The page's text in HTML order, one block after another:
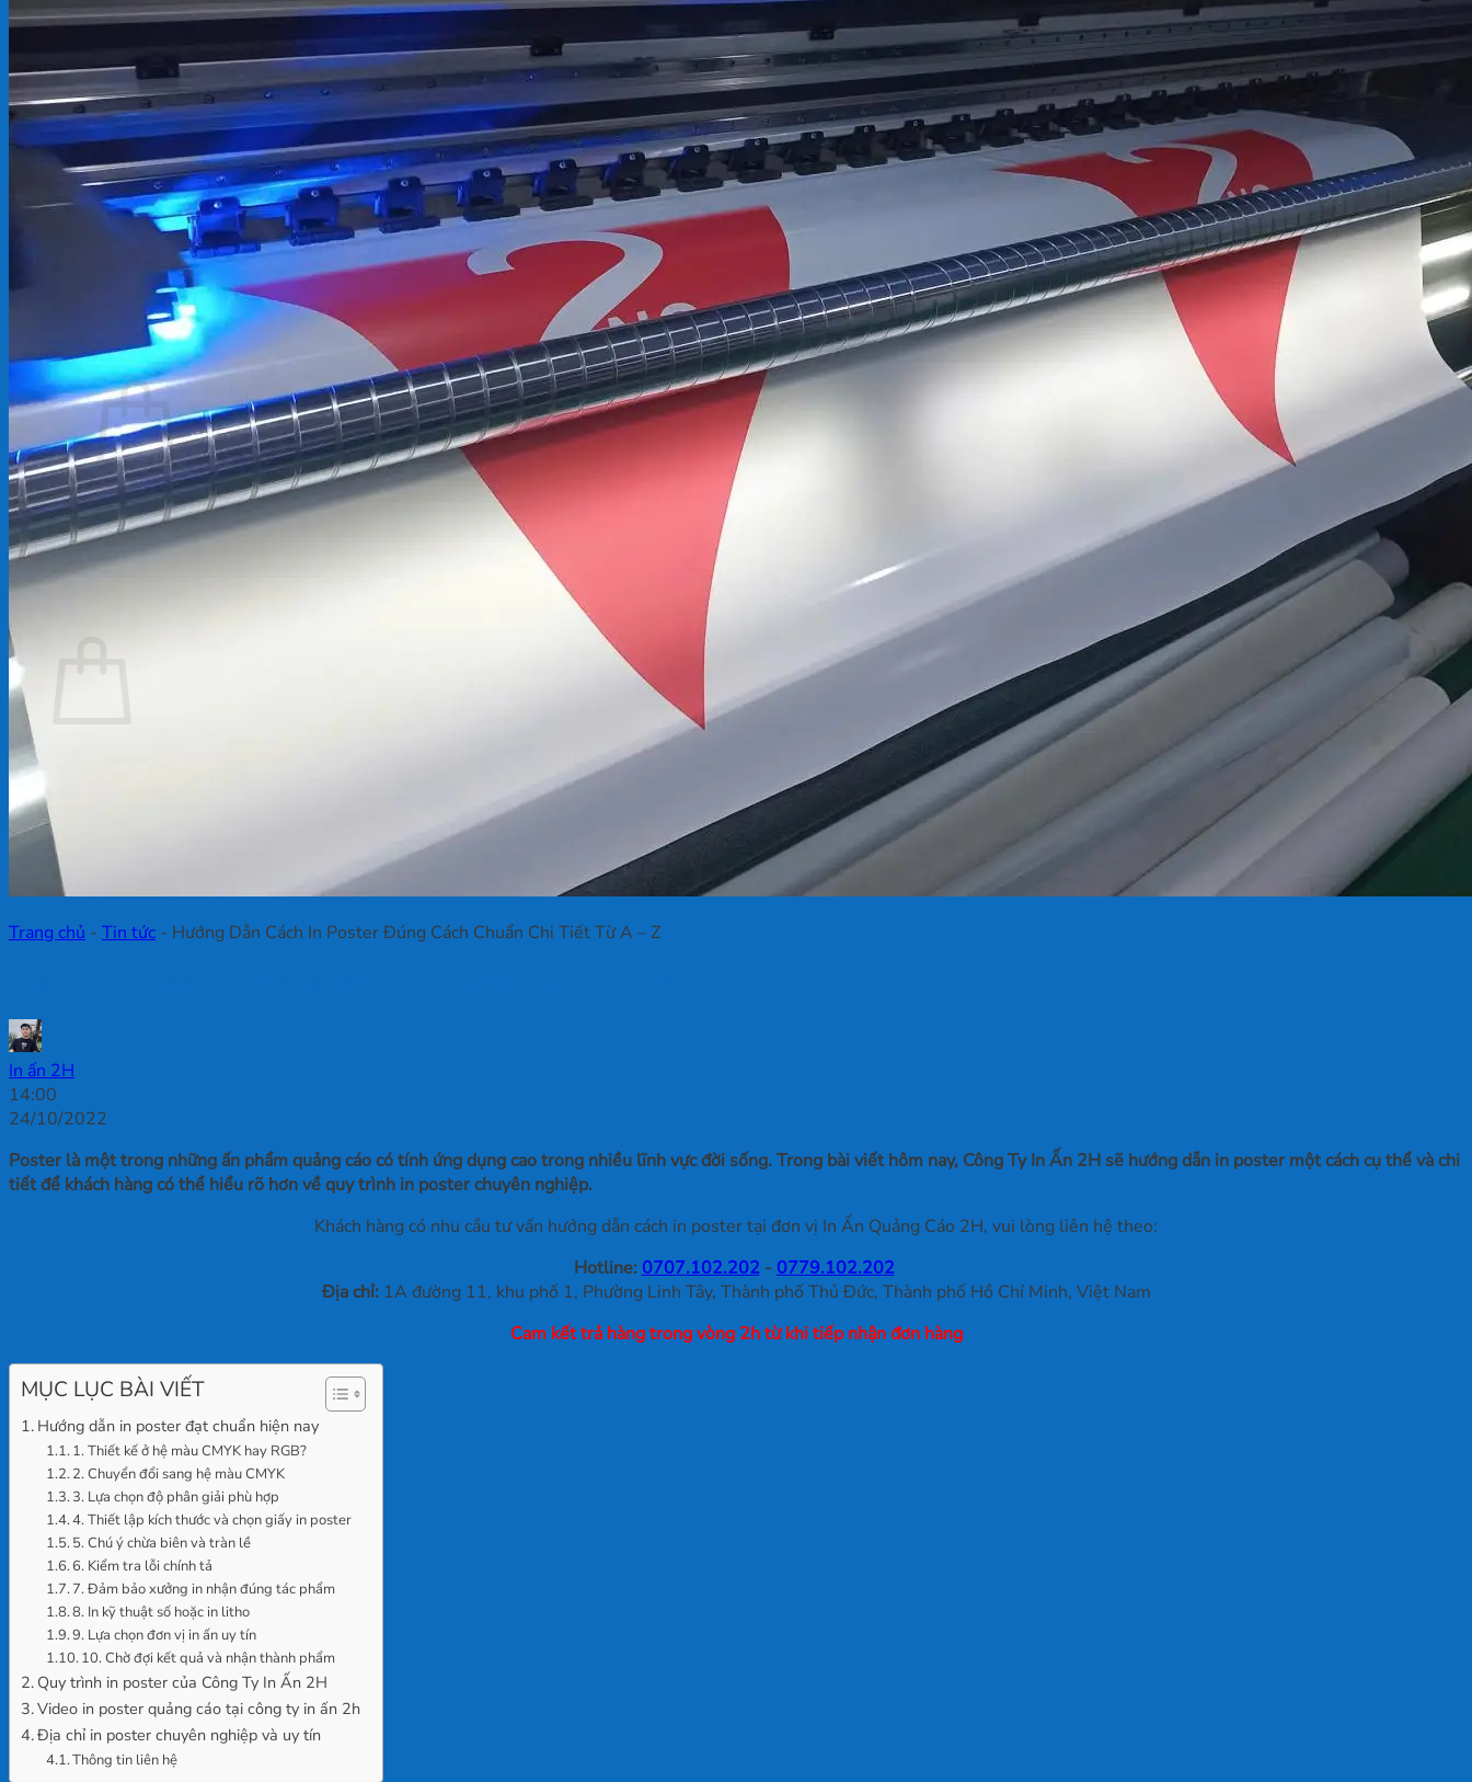
Backdrop
In Decal
Tin tức
Tin Tức In Kỹ Thuật Số
Tin Tức In UV
Tin tức công ty
Tuyển dụng
Câu hỏi thường gặp
Giỏ hàng / 0₫
Chưa có sản phẩm trong giỏ hàng.
Quay trở lại cửa hàng
Trang chủ - Tin tức - Hướng Dẫn Cách In Poster Đúng Cách Chuẩn Chi Tiết Từ A – Z
In ấn 2H
14:00
24/10/2022
Poster là một trong những ấn phẩm quảng cáo có tính ứng dụng cao trong nhiều lĩnh vực đời sống. Trong bài viết hôm nay, Công Ty In Ấn 2H sẽ hướng dẫn in poster một cách cụ thể và chi
tiết để khách hàng có thể hiểu rõ hơn về quy trình in poster chuyên nghiệp.
Khách hàng có nhu cầu tư vấn hướng dẫn cách in poster tại đơn vị In Ấn Quảng Cáo 2H, vui lòng liên hệ theo:
Hotline: 0707.102.202- 0779.102.202
Địa chỉ:1A đường 11, khu phố 1, Phường Linh Tây, Thành phố Thủ Đức, Thành phố Hồ Chí Minh, Việt Nam
Cam kết trả hàng trong vòng 2h từ khi tiếp nhận đơn hàng
MỤC LỤC BÀI VIẾT
Hướng dẫn in poster đạt chuẩn hiện nay
1. Thiết kế ở hệ màu CMYK hay RGB?
2. Chuyển đổi sang hệ màu CMYK
3. Lựa chọn độ phân giải phù hợp
4. Thiết lập kích thước và chọn giấy in poster
5. Chú ý chừa biên và tràn lề
6. Kiểm tra lỗi chính tả
7. Đảm bảo xưởng in nhận đúng tác phẩm
8. In kỹ thuật số hoặc in litho
9. Lựa chọn đơn vị in ấn uy tín
10. Chờ đợi kết quả và nhận thành phẩm
Quy trình in poster của Công Ty In Ấn 2H
Video in poster quảng cáo tại công ty in ấn 2h
Địa chỉ in poster chuyên nghiệp và uy tín
Thông tin liên hệ